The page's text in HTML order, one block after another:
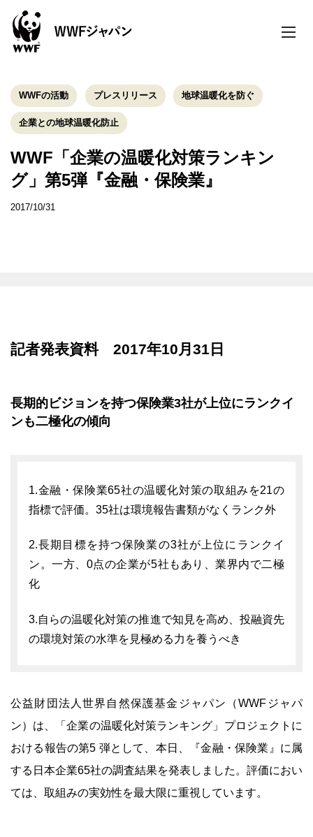
toggle
WWFの活動 プレスリリース 地球温暖化を防ぐ
企業との地球温暖化防止
WWF「企業の温暖化対策ランキン
グ」第5弾『金融・保険業』
2017/10/31
記者発表資料 2017年10月31日
長期的ビジョンを持つ保険業3社が上位にランクイ
ンも二極化の傾向
1.金融・保険業65社の温暖化対策の取組みを21の
指標で評価。35社は環境報告書類がなくランク外
2.長期目標を持つ保険業の3社が上位にランクイ
ン。一方、0点の企業が5社もあり、業界内で二極
化
3.自らの温暖化対策の推進で知見を高め、投融資先
の環境対策の水準を見極める力を養うべき
公益財団法人世界自然保護基金ジャパン（WWFジャパ
ン）は、「企業の温暖化対策ランキング」プロジェクトに
おける報告の第5 弾として、本日、『金融・保険業』に属
する日本企業65社の調査結果を発表しました。評価におい
ては、取組みの実効性を最大限に重視しています。